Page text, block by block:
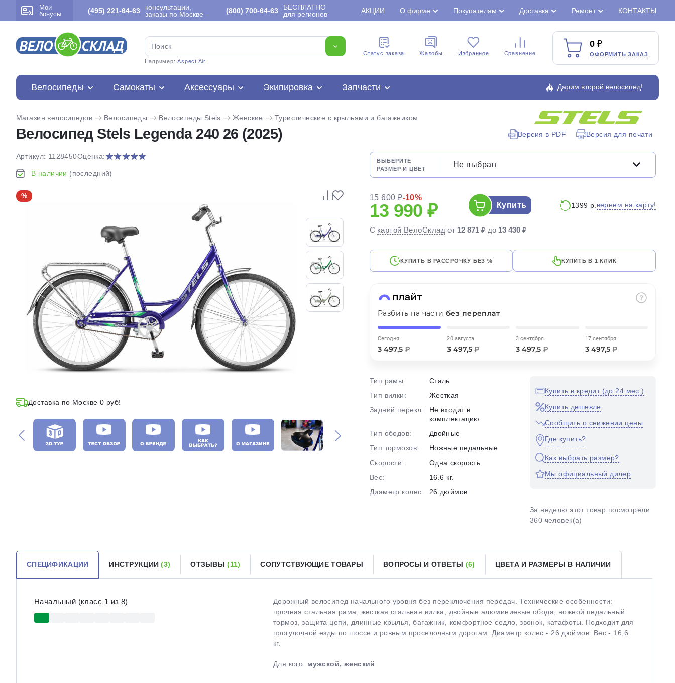
Мои
бонусы
(495) 221-64-63
консультации,
заказы по Москве
(800) 700-64-63
БЕСПЛАТНО
для регионов
АКЦИИ О фирме Покупателям Доставка Ремонт КОНТАКТЫ
Например:Aspect Air
Cтатус заказа Жалобы Избранное Сравнение
0
ОФОРМИТЬ ЗАКАЗ
Велосипеды Самокаты Аксессуары Экипировка Запчасти Дарим второй велосипед!
Магазин велосипедов Велосипеды Велосипеды Stels Женские Туристические с крыльями и багажником
Велосипед Stels Legenda 240 26 (2025) Версия в PDF Версия для печати
Артикул: 1128450Оценка:
В наличии (последний)
%
Доставка по Москве 0 руб!
ВЫБЕРИТЕ
РАЗМЕР И ЦВЕТ
Не выбран
15 600 ₽-10%
13 990 ₽ Купить 1399 р. вернем на карту!
С картой ВелоСклад от 12 871 ₽ до 13 430 ₽
КУПИТЬ В РАССРОЧКУ БЕЗ % КУПИТЬ В 1 КЛИК
Разбить на частибез переплат
Сегодня
3 497,5 ₽
20 августа
3 497,5 ₽
3 сентября
3 497,5₽
17 сентября
3 497,5 ₽
Тип рамы:
Сталь
Тип вилки:
Жесткая
Задний перекл:
Не входит в
комплектацию
Тип ободов:
Двойные
Тип тормозов:
Ножные педальные
Скорости:
Одна скорость
Вес:
16.6 кг.
Диаметр колес:
26 дюймов
Купить в кредит (до 24 мес.)
Купить дешевле
Сообщить о снижении цены
Где купить?
Как выбрать размер?
Мы официальный дилер
За неделю этот товар посмотрели
360 человек(а)
СПЕЦИФИКАЦИИ ИНСТРУКЦИИ(3) ОТЗЫВЫ(11) СОПУТСТВУЮЩИЕ ТОВАРЫ ВОПРОСЫ И ОТВЕТЫ (6) ЦВЕТА И РАЗМЕРЫ В НАЛИЧИИ
Начальный (класс 1 из 8)
Дорожный велосипед начального уровня без переключения передач. Технические особенности:
прочная стальная рама, жесткая стальная вилка, двойные алюминиевые обода, ножной педальный
тормоз, защита цепи, длинные крылья, багажник, комфортное седло, звонок, катафоты. Подходит для
прогулочной езды по шоссе и ровным проселочным дорогам. Диаметр колес - 26 дюймов. Вес - 16,6
кг.
Для кого: мужской, женский
Разбейте
оплату
без переплат
График платежей
Сегодня
25%
Оплачивайте сегодня только
25% картой любого банка
Подробнееоб оплате Плайтом
раз в 2
8 800 302-02-51